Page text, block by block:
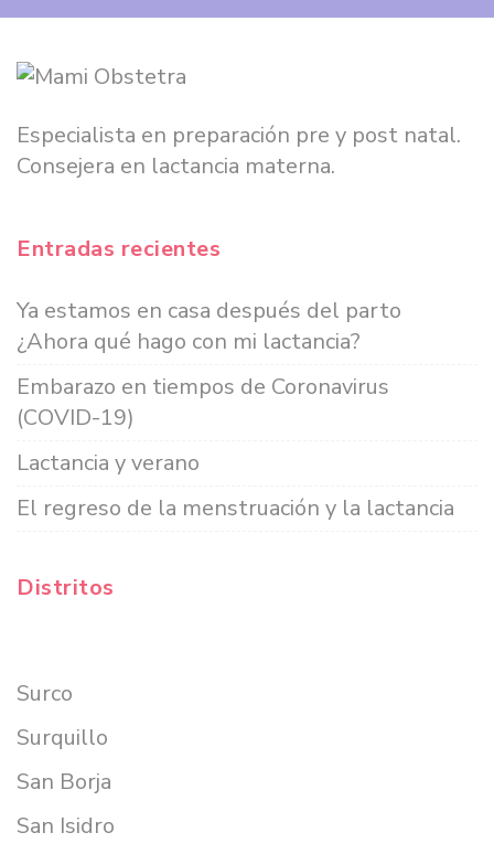
Especialista en preparación pre y post natal.
Consejera en lactancia materna.
Entradas recientes
Ya estamos en casa después del parto
¿Ahora qué hago con mi lactancia?
Embarazo en tiempos de Coronavirus
(COVID-19)
Lactancia y verano
El regreso de la menstruación y la lactancia
Distritos
Surco
Surquillo
San Borja
San Isidro